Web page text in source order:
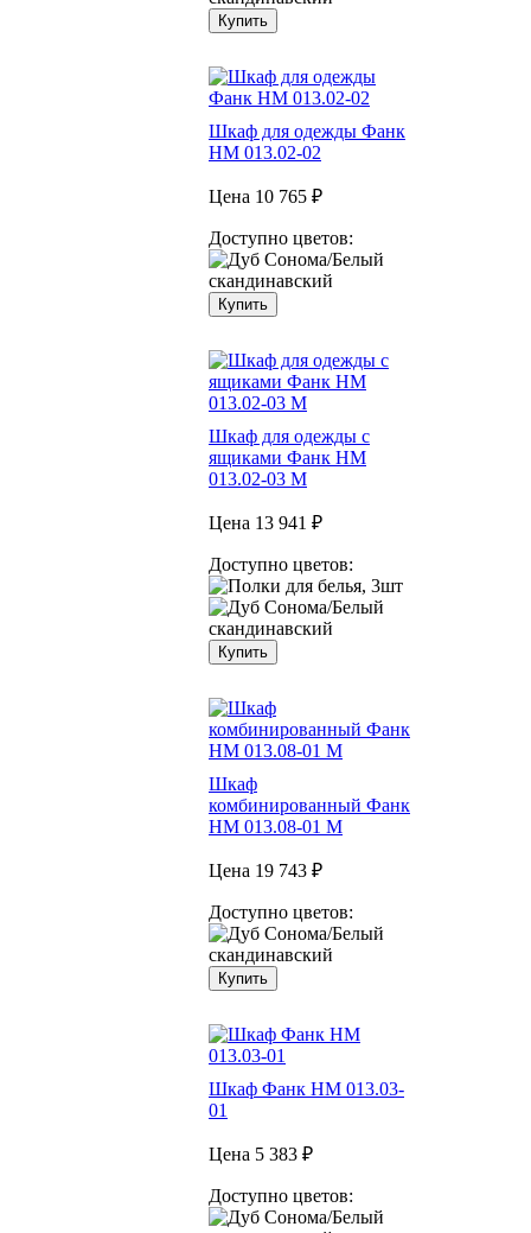
Купить
Шкаф для одежды Фанк
НМ 013.02-02
Цена 10 765 ₽
Доступно цветов:
Купить
Шкаф для одежды с
ящиками Фанк НМ
013.02-03 М
Цена 13 941 ₽
Доступно цветов:
Купить
Шкаф
комбинированный Фанк
НМ 013.08-01 М
Цена 19 743 ₽
Доступно цветов:
Купить
Шкаф Фанк НМ 013.03-
01
Цена 5 383 ₽
Доступно цветов: